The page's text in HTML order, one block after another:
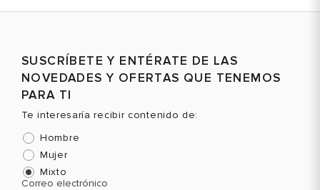
SUSCRÍBETE Y ENTÉRATE DE LAS
NOVEDADES Y OFERTAS QUE TENEMOS
PARA TI
Te interesaría recibir contenido de:
Hombre
Mujer
Mixto
Correo electrónico